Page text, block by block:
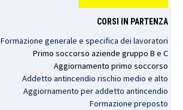
CORSI IN PARTENZA
Formazione generale e specifica dei lavoratori
Primo soccorso aziende gruppo B e C
Aggiornamento primo soccorso
Addetto antincendio rischio medio e alto
Aggiornamento per addetto antincendio
Formazione preposto